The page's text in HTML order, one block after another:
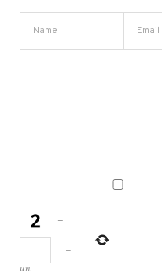
−
=
un